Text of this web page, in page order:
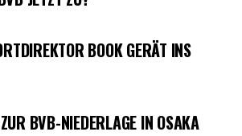
BOOK GERÄT INS S
BVB-NIEDERLAGE IN OSAKA